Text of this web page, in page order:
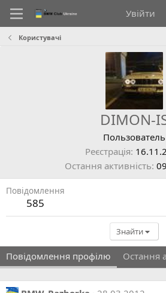
Увійти
Користувачі
DIMON-
Пользователь
Реєстрація
Остання активність
Повідомлення
585
Знайти
Повідомлення профілю Остання